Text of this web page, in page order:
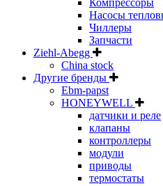
Насосы
Чиллеры
Запчасти
Ziehl-Abegg
China stock
Другие бренды
Ebm-papst
HONEYWELL
датчики и реле
клапаны
контроллеры
модули
приводы
термостаты